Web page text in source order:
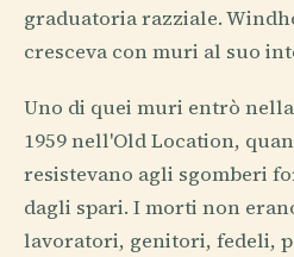
graduatoria razziale.
cresceva con muri al suo
Uno di quei muri entrò
1959 nell'Old Location,
resistevano agli sgomberi
dagli spari. I morti non
lavoratori, genitori, fedeli,